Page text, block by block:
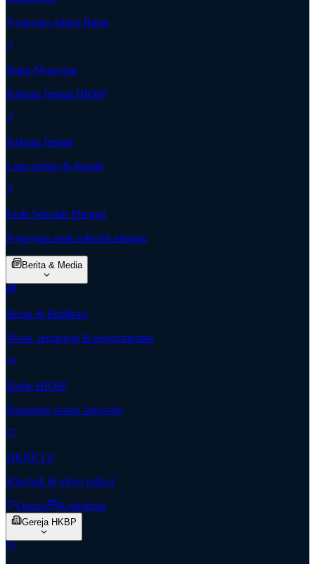
Nyanyian rohani Batak
Buku Nyanyian
Kidung Jemaat HKBP
Kidung Jemaat
Lagu pujian & ibadah
Ende Sekolah Minggu
Nyanyian anak sekolah minggu
Berita & Media
Berita & Publikasi
Warta, renungan & pengumuman
Radio HKBP
Streaming siaran langsung
HKBP TV
Khotbah & video rohani
Donasi Kolportase
Gereja HKBP